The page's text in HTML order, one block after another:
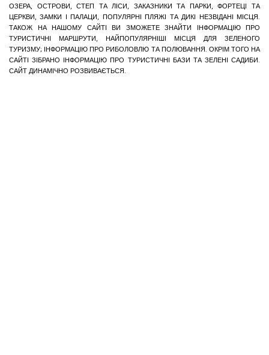
ОЗЕРА, ОСТРОВИ, СТЕП ТА ЛІСИ, ЗАКАЗНИКИ ТА ПАРКИ, ФОРТЕЦІ ТА
ЦЕРКВИ, ЗАМКИ І ПАЛАЦИ, ПОПУЛЯРНІ ПЛЯЖІ ТА ДИКІ НЕЗВІДАНІ МІСЦЯ.
ТАКОЖ НА НАШОМУ САЙТІ ВИ ЗМОЖЕТЕ ЗНАЙТИ ІНФОРМАЦІЮ ПРО
ТУРИСТИЧНІ МАРШРУТИ, НАЙПОПУЛЯРНІШІ МІСЦЯ ДЛЯ ЗЕЛЕНОГО
ТУРИЗМУ; ІНФОРМАЦІЮ ПРО РИБОЛОВЛЮ ТА ПОЛЮВАННЯ. ОКРІМ ТОГО НА
САЙТІ ЗІБРАНО ІНФОРМАЦІЮ ПРО ТУРИСТИЧНІ БАЗИ ТА ЗЕЛЕНІ САДИБИ.
САЙТ ДИНАМІЧНО РОЗВИВАЄТЬСЯ.